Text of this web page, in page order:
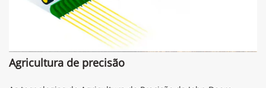
Agricultura de precisão